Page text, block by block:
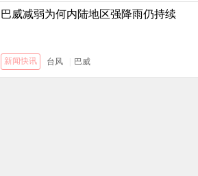
巴威减弱为何内陆地区强降雨仍持续
新闻快讯 台风 巴威